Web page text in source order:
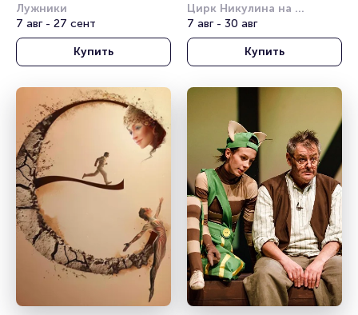
Пушкина»
Лужники
7 авг - 27 сент
Купить
этот циркъ»
Цирк Никулина на
Цветном бульваре
7 авг - 30 авг
Купить